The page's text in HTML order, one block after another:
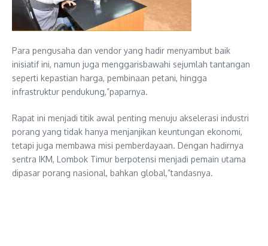
Para pengusaha dan vendor yang hadir menyambut baik
inisiatif ini, namun juga menggarisbawahi sejumlah tantangan
seperti kepastian harga, pembinaan petani, hingga
infrastruktur pendukung,”paparnya.
Rapat ini menjadi titik awal penting menuju akselerasi industri
porang yang tidak hanya menjanjikan keuntungan ekonomi,
tetapi juga membawa misi pemberdayaan. Dengan hadirnya
sentra IKM, Lombok Timur berpotensi menjadi pemain utama
dipasar porang nasional, bahkan global,”tandasnya.